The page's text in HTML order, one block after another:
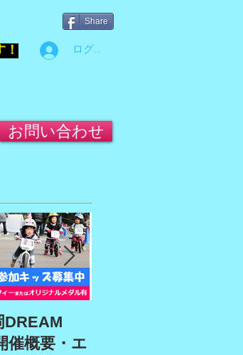
Share
ログイン
お問い合わせ
DREAM
催概要・エ